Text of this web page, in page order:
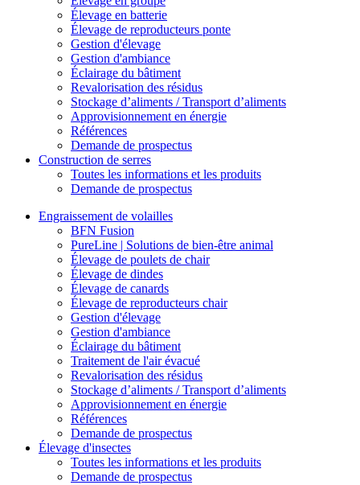
Élevage en batterie
Élevage de reproducteurs ponte
Gestion d'élevage
Gestion d'ambiance
Éclairage du bâtiment
Revalorisation des résidus
Stockage d’aliments / Transport d’aliments
Approvisionnement en énergie
Références
Demande de prospectus
Construction de serres
Toutes les informations et les produits
Demande de prospectus
Engraissement de volailles
BFN Fusion
PureLine | Solutions de bien-être animal
Élevage de poulets de chair
Élevage de dindes
Élevage de canards
Élevage de reproducteurs chair
Gestion d'élevage
Gestion d'ambiance
Éclairage du bâtiment
Traitement de l'air évacué
Revalorisation des résidus
Stockage d’aliments / Transport d’aliments
Approvisionnement en énergie
Références
Demande de prospectus
Élevage d'insectes
Toutes les informations et les produits
Demande de prospectus